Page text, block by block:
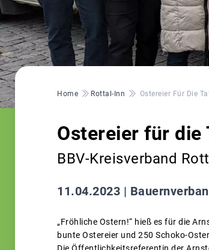
Pfadnavigation
Home Rottal-Inn Ostereier Für Die
Ostereier für die
BBV-Kreisverband
11.04.2023 |
„Fröhliche Ostern!“ hieß es für die
bunte Ostereier und 250 Schoko-